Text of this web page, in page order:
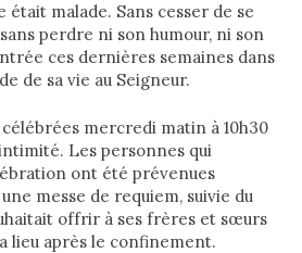
était malade. Sans cesser de se
perdre ni son humour, ni son
ces dernières semaines dans
de sa vie au Seigneur.
mercredi matin à 10h30
Les personnes qui
ont été prévenues
messe de requiem, suivie du
offrir à ses frères et sœurs
lieu après le confinement.